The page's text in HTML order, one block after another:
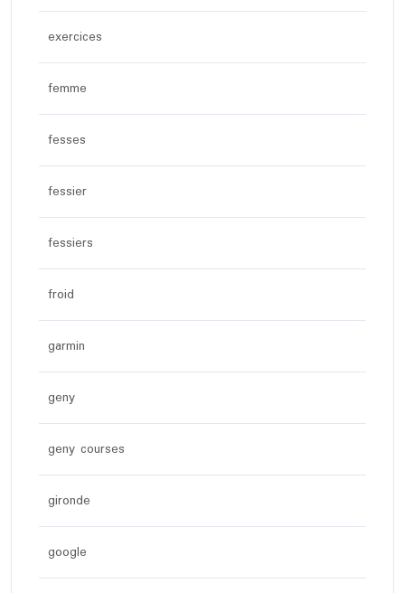
exercices
femme
fesses
fessier
fessiers
froid
garmin
geny
geny courses
gironde
google